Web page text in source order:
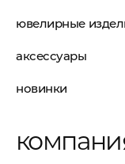
ювелирные
аксессуары
новинки